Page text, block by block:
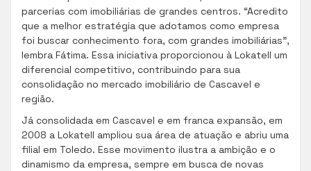
parcerias com imobiliárias de grandes centros. “Acredito
que a melhor estratégia que adotamos como empresa
foi buscar conhecimento fora, com grandes imobiliárias”,
lembra Fátima. Essa iniciativa proporcionou à Lokatell um
diferencial competitivo, contribuindo para sua
consolidação no mercado imobiliário de Cascavel e
região.
Já consolidada em Cascavel e em franca expansão, em
2008 a Lokatell ampliou sua área de atuação e abriu uma
filial em Toledo. Esse movimento ilustra a ambição e o
dinamismo da empresa, sempre em busca de novas